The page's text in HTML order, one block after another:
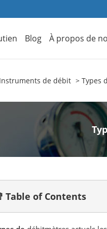
Blog À propos de
de débit Types
Table of Contents